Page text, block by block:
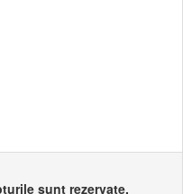
sunt rezervate.